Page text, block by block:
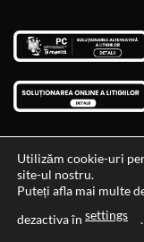
Data si ora ultimei
Utilizăm cookie-uri
site-ul nostru.
Puteți afla mai multe
dezactiva în settings .